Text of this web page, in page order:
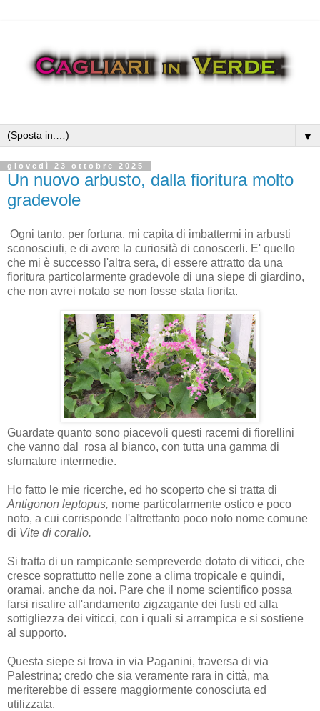
▼
giovedì 23 ottobre 2025
Un nuovo arbusto, dalla fioritura molto
gradevole
Ogni tanto, per fortuna, mi capita di imbattermi in arbusti
sconosciuti, e di avere la curiosità di conoscerli. E' quello
che mi è successo l'altra sera, di essere attratto da una
fioritura particolarmente gradevole di una siepe di giardino,
che non avrei notato se non fosse stata fiorita.
Guardate quanto sono piacevoli questi racemi di fiorellini
che vanno dal rosa al bianco, con tutta una gamma di
sfumature intermedie.
Ho fatto le mie ricerche, ed ho scoperto che si tratta di
Antigonon leptopus, nome particolarmente ostico e poco
noto, a cui corrisponde l'altrettanto poco noto nome comune
di Vite di corallo.
Si tratta di un rampicante sempreverde dotato di viticci, che
cresce soprattutto nelle zone a clima tropicale e quindi,
oramai, anche da noi. Pare che il nome scientifico possa
farsi risalire all'andamento zigzagante dei fusti ed alla
sottigliezza dei viticci, con i quali si arrampica e si sostiene
al supporto.
Questa siepe si trova in via Paganini, traversa di via
Palestrina; credo che sia veramente rara in città, ma
meriterebbe di essere maggiormente conosciuta ed
utilizzata.